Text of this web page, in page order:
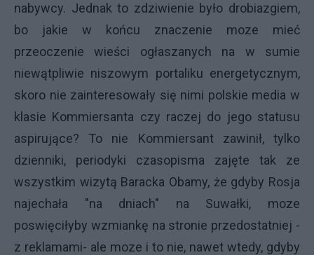
nabywcy. Jednak to zdziwienie było drobiazgiem,
bo jakie w końcu znaczenie moze mieć
przeoczenie wieści ogłaszanych na w sumie
niewątpliwie niszowym portaliku energetycznym,
skoro nie zainteresowały się nimi polskie media w
klasie Kommiersanta czy raczej do jego statusu
aspirujące? To nie Kommiersant zawinił, tylko
dzienniki, periodyki czasopisma zajęte tak ze
wszystkim wizytą Baracka Obamy, że gdyby Rosja
najechała "na dniach" na Suwałki, moze
poswięciłyby wzmiankę na stronie przedostatniej -
z reklamami- ale moze i to nie, nawet wtedy, gdyby